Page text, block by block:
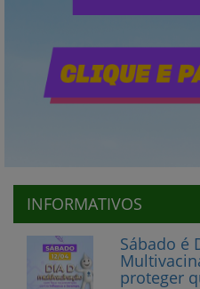
INFORMATIVOS
Sábado é
proteger